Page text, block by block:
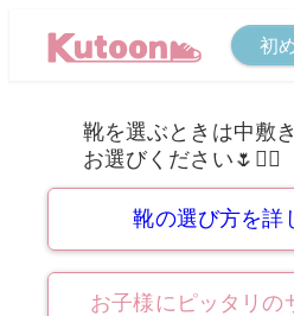
初
靴の選び方を詳
お子様にピッタリの